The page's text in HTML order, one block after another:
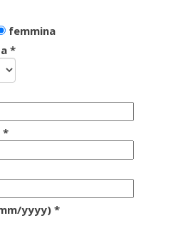
femmina
*
*
yyyy) *